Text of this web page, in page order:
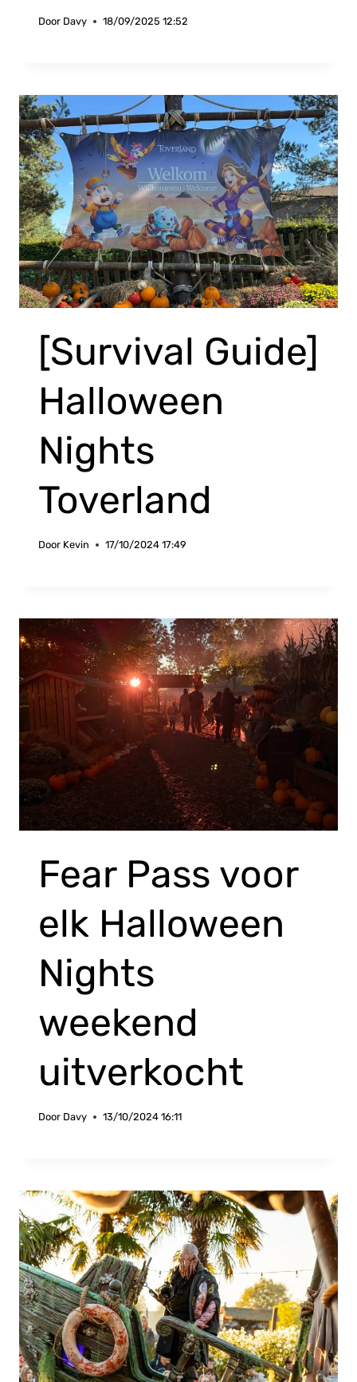
Door Davy 18/09/2025 12:52
[Survival Guide]
Halloween
Nights
Toverland
Door Kevin 17/10/2024 17:49
Fear Pass voor
elk Halloween
Nights
weekend
uitverkocht
Door Davy 13/10/2024 16:11